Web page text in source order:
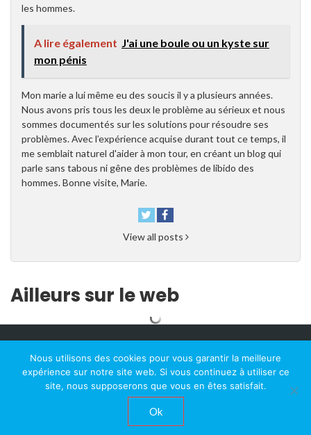
les hommes.
A lire également J'ai une boule ou un kyste sur
mon pénis
Mon marie a lui même eu des soucis il y a plusieurs années.
Nous avons pris tous les deux le problème au sérieux et nous
sommes documentés sur les solutions pour résoudre ses
problèmes. Avec l’expérience acquise durant tout ce temps, il
me semblait naturel d'aider à mon tour, en créant un blog qui
parle sans tabous ni gêne des problèmes de libido des
hommes. Bonne visite, Marie.
View all posts
Ailleurs sur le web
Nous suivre
Nous utilisons des cookies pour vous garantir la meilleure
expérience sur notre site web. Si vous continuez à utiliser ce
site, nous supposerons que vous en êtes satisfait.
Ok